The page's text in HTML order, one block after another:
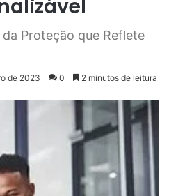
Proteção que Reflete
de 2023 0 2 minutos de leitura